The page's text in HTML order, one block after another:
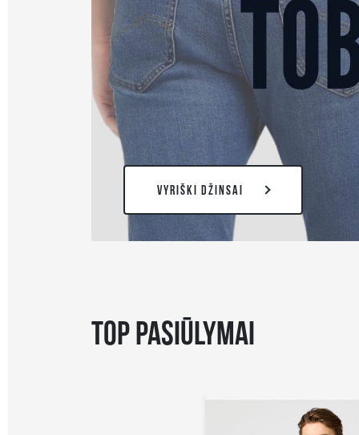
VYRIŠKI DŽINSAI
TOP PASIŪLYMAI